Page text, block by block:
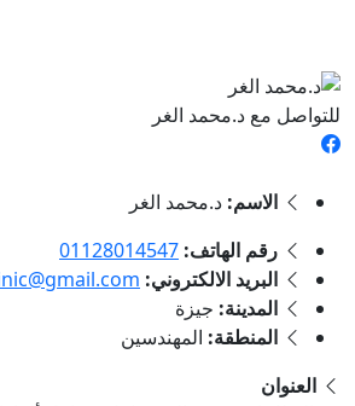
للتواصل مع د.محمد الغر
الاسم: د.محمد الغر
رقم الهاتف: 01128014547
البريد الالكتروني:
المدينة: جيزة
المنطقة: المهندسين
العنوان